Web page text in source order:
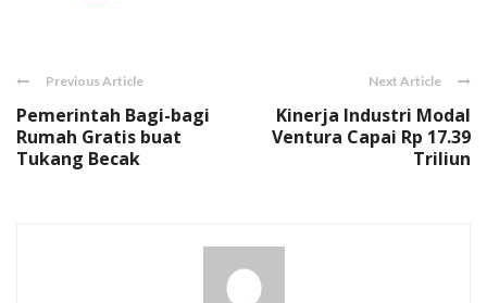
Previous Article
Pemerintah Bagi-bagi
Rumah Gratis buat
Tukang Becak
Next Article
Kinerja Industri Modal
Ventura Capai Rp 17.39
Triliun